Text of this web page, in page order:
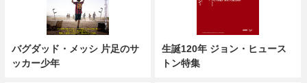
バグダッド・メッシ 片足のサ
ッカー少年
生誕120年 ジョン・ヒュース
トン特集